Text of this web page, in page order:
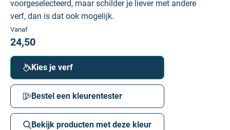
voorgeselecteerd, maar schilder je liever met andere
verf, dan is dat ook mogelijk.
Vanaf
24,50
Kies je verf
Bestel een kleurentester
Bekijk producten met deze kleur